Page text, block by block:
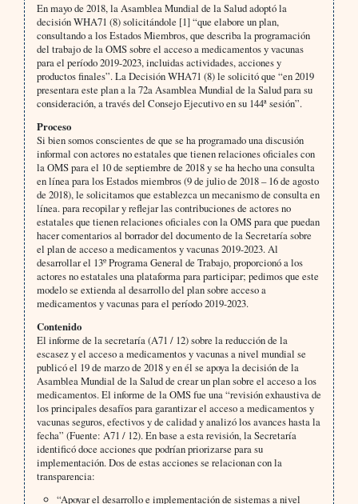
En mayo de 2018, la Asamblea Mundial de la Salud adoptó la
decisión WHA71 (8) solicitándole [1] “que elabore un plan,
consultando a los Estados Miembros, que describa la programación
del trabajo de la OMS sobre el acceso a medicamentos y vacunas
para el período 2019-2023, incluidas actividades, acciones y
productos finales”. La Decisión WHA71 (8) le solicitó que “en 2019
presentara este plan a la 72a Asamblea Mundial de la Salud para su
consideración, a través del Consejo Ejecutivo en su 144ª sesión”.
Proceso
Si bien somos conscientes de que se ha programado una discusión
informal con actores no estatales que tienen relaciones oficiales con
la OMS para el 10 de septiembre de 2018 y se ha hecho una consulta
en línea para los Estados miembros (9 de julio de 2018 – 16 de agosto
de 2018), le solicitamos que establezca un mecanismo de consulta en
línea. para recopilar y reflejar las contribuciones de actores no
estatales que tienen relaciones oficiales con la OMS para que puedan
hacer comentarios al borrador del documento de la Secretaría sobre
el plan de acceso a medicamentos y vacunas 2019-2023. Al
desarrollar el 13º Programa General de Trabajo, proporcionó a los
actores no estatales una plataforma para participar; pedimos que este
modelo se extienda al desarrollo del plan sobre acceso a
medicamentos y vacunas para el período 2019-2023.
Contenido
El informe de la secretaría (A71 / 12) sobre la reducción de la
escasez y el acceso a medicamentos y vacunas a nivel mundial se
publicó el 19 de marzo de 2018 y en él se apoya la decisión de la
Asamblea Mundial de la Salud de crear un plan sobre el acceso a los
medicamentos. El informe de la OMS fue una “revisión exhaustiva de
los principales desafíos para garantizar el acceso a medicamentos y
vacunas seguros, efectivos y de calidad y analizó los avances hasta la
fecha” (Fuente: A71 / 12). En base a esta revisión, la Secretaría
identificó doce acciones que podrían priorizarse para su
implementación. Dos de estas acciones se relacionan con la
transparencia:
“Apoyar el desarrollo e implementación de sistemas a nivel